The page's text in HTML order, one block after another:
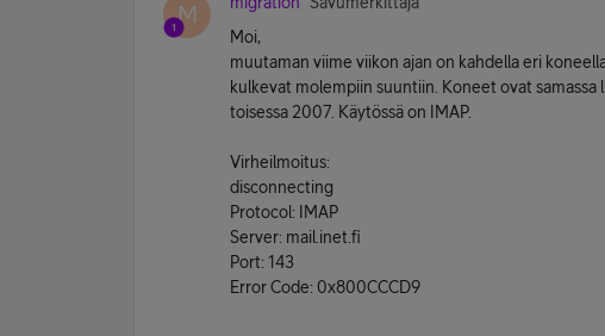
M
Moi,
muutaman viime viikon ajan on kahdella eri
kulkevat molempiin suuntiin. Koneet ovat
toisessa 2007. Käytössä on IMAP.
Virheilmoitus:
disconnecting
Protocol: IMAP
Server: mail.inet.fi
Port: 143
Error Code: 0x800CCCD9